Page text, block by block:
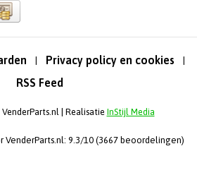
| Privacy policy en cookies |
RSS Feed
| Realisatie InStijl Media
VenderParts.nl: 9.3/10 (3667 beoordelingen)